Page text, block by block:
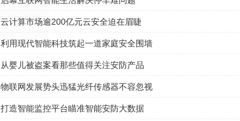
云计算市场逾200亿元云安全迫在眉睫
利用现代智能科技筑起一道家庭安全围墙
从婴儿被盗案看那些值得关注安防产品
物联网发展势头迅猛光纤传感器不容忽视
打造智能监控平台瞄准智能安防大数据